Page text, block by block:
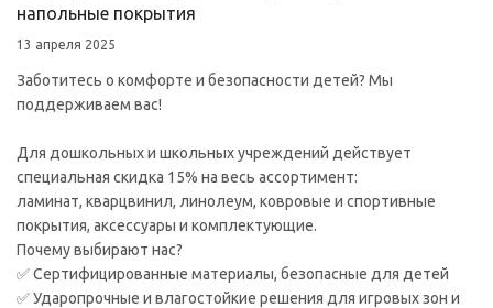
напольные покрытия
13 апреля 2025
Заботитесь о комфорте и безопасности детей? Мы
поддерживаем вас!
Для дошкольных и школьных учреждений действует
специальная скидка 15% на весь ассортимент:
ламинат, кварцвинил, линолеум, ковровые и спортивные
покрытия, аксессуары и комплектующие.
Почему выбирают нас?
✅ Сертифицированные материалы, безопасные для детей
✅ Ударопрочные и влагостойкие решения для игровых зон и